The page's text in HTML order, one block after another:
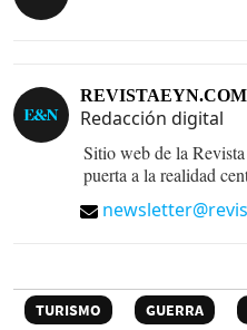
REVISTAEYN.COM
Redacción digital
Sitio web de la
puerta a la realidad
TURISMO GUERRA